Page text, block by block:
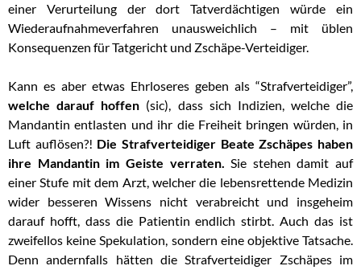
einer Verurteilung der dort Tatverdächtigen würde ein
Wiederaufnahmeverfahren unausweichlich – mit üblen
Konsequenzen für Tatgericht und Zschäpe-Verteidiger.
Kann es aber etwas Ehrloseres geben als “Strafverteidiger”,
welche darauf hoffen (sic), dass sich Indizien, welche die
Mandantin entlasten und ihr die Freiheit bringen würden, in
Luft auflösen?! Die Strafverteidiger Beate Zschäpes haben
ihre Mandantin im Geiste verraten. Sie stehen damit auf
einer Stufe mit dem Arzt, welcher die lebensrettende Medizin
wider besseren Wissens nicht verabreicht und insgeheim
darauf hofft, dass die Patientin endlich stirbt. Auch das ist
zweifellos keine Spekulation, sondern eine objektive Tatsache.
Denn andernfalls hätten die Strafverteidiger Zschäpes im